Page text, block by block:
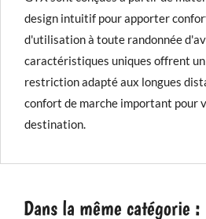
design intuitif pour apporter
d'utilisation à toute randonnée
caractéristiques uniques offrent
restriction adapté aux longues
confort de marche important pour
destination.
Dans la même catégorie :